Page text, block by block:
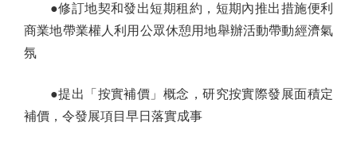
●修訂地契和發出短期租約，短期內推出措施便利
商業地帶業權人利用公眾休憩用地舉辦活動帶動經濟氣
氛
●提出「按實補價」概念，研究按實際發展面積定
補價，令發展項目早日落實成事